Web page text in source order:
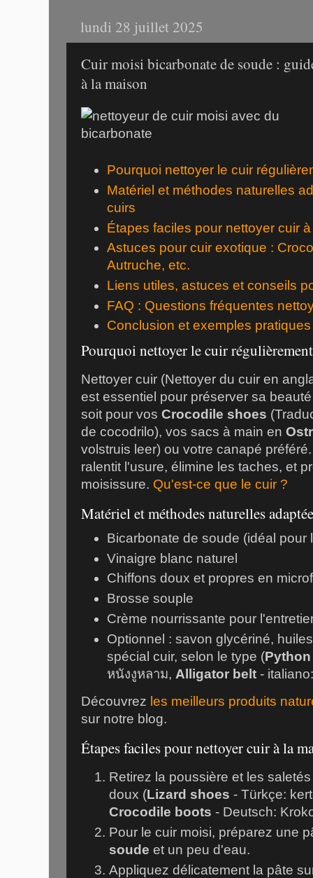
lundi 28 juillet 2025
Cuir moisi bicarbonate de soude :
à la maison
Pourquoi nettoyer le cuir
Matériel et méthodes naturelles
cuirs
Étapes faciles pour nettoyer cuir
Astuces pour cuir exotique :
Autruche, etc.
Liens utiles, astuces et conseils
FAQ : Questions fréquentes
Conclusion et exemples pratiques
Pourquoi nettoyer le cuir
Nettoyer cuir (Nettoyer du cuir en
est essentiel pour préserver sa
soit pour vos Crocodile shoes
de cocodrilo), vos sacs à main en
volstruis leer) ou votre canapé
ralentit l'usure, élimine les taches, et
moisissure. Qu'est-ce que le cuir ?
Matériel et méthodes naturelles
Bicarbonate de soude (idéal pour
Vinaigre blanc naturel
Chiffons doux et propres en
Brosse souple
Crème nourrissante pour
Optionnel : savon glycériné,
spécial cuir, selon le type (
หนังงูหลาม, Alligator belt -
Découvrez les meilleurs produits
sur notre blog.
Étapes faciles pour nettoyer cuir à la
Retirez la poussière et les
doux (Lizard shoes - Türkçe:
Crocodile boots - Deutsch:
Pour le cuir moisi, préparez une
soude et un peu d'eau.
Appliquez délicatement la pâte